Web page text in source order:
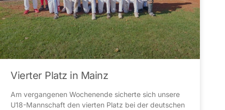
Vierter Platz in Mainz
Am vergangenen Wochenende sicherte sich unsere
U18-Mannschaft den vierten Platz bei der deutschen